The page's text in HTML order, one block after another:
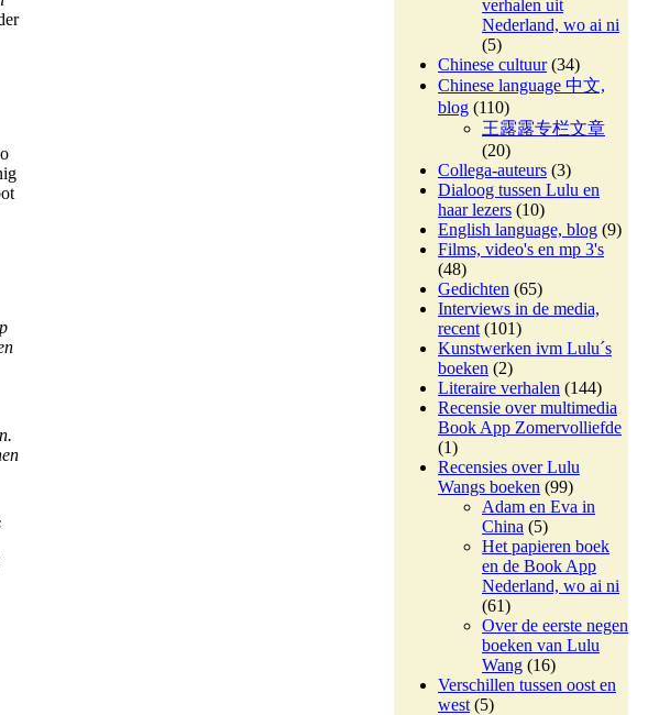
verhalen uit
Nederland, wo ai ni
(5)
Chinese cultuur(34)
Chinese language 中文,
blog (110)
王露露专栏文章
(20)
Collega-auteurs (3)
Dialoog tussen Lulu en
haar lezers (10)
English language, blog (9)
Films, video's en mp 3's
(48)
Gedichten (65)
Interviews in de media,
recent (101)
Kunstwerken ivm Lulu´s
boeken (2)
Literaire verhalen (144)
Recensie over multimedia
Book App Zomervolliefde
(1)
Recensies over Lulu
Wangs boeken (99)
Adam en Eva in
China (5)
Het papieren boek
en de Book App
Nederland, wo ai ni
(61)
Over de eerste negen
boeken van Lulu
Wang (16)
Verschillen tussen oost en
west (5)